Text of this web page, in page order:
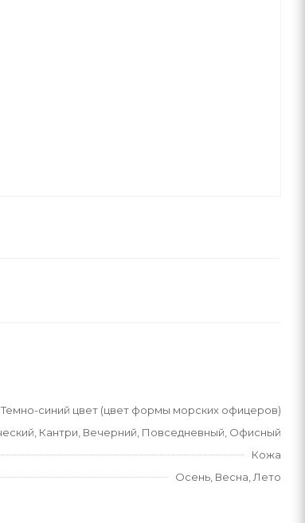
Темно-синий цвет (цвет формы морских офицеров)
Кантри, Вечерний, Повседневный, Офисный
Кожа
Осень, Весна, Лето